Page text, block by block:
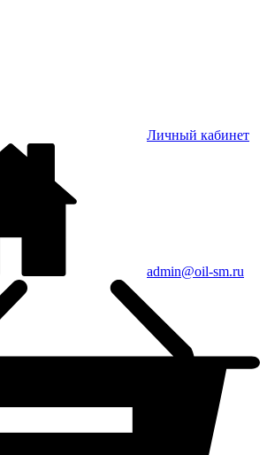
Личный кабинет
admin@oil-sm.ru